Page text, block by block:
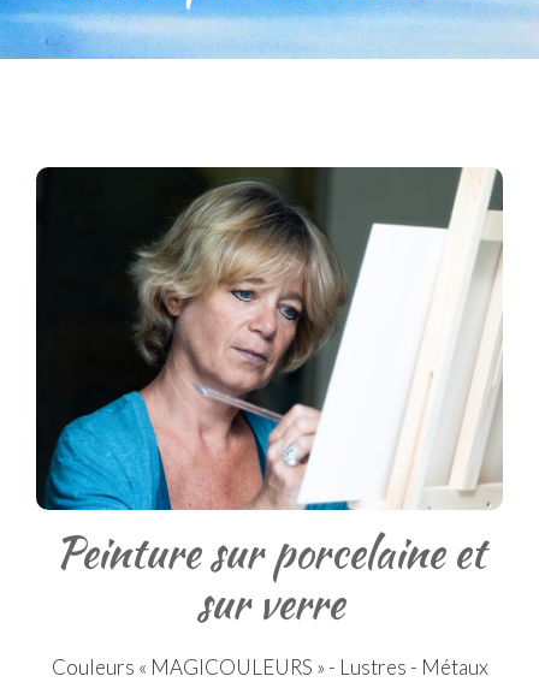
Peinture sur porcelaine et
sur verre
Couleurs « MAGICOULEURS » - Lustres - Métaux